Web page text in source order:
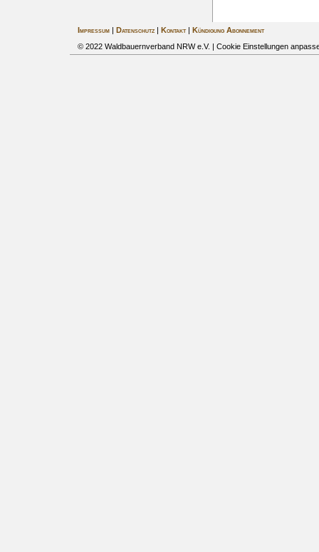
Impressum| Datenschutz| Kontakt|
Kündigung Abonnement
© 2022 Waldbauernverband NRW e.V. | Cookie Einstellungen